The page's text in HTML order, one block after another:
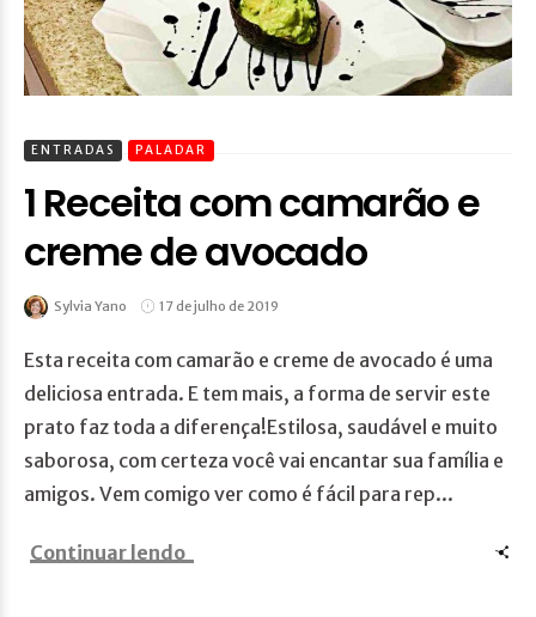
ENTRADAS PALADAR
1 Receita com camarão e
creme de avocado
Sylvia Yano 17 de julho de 2019
Esta receita com camarão e creme de avocado é uma
deliciosa entrada. E tem mais, a forma de servir este
prato faz toda a diferença!Estilosa, saudável e muito
saborosa, com certeza você vai encantar sua família e
amigos. Vem comigo ver como é fácil para rep...
Continuar lendo